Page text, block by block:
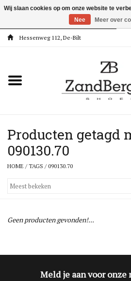
Hessenweg 112, De-Bilt
Kleding
Meisjes
Jongens
Accessoires
Producten getagd
090130.70
HOME /TAGS /090130.70
Geen producten gevonden!...
Meld je aan voor onze
Wij slaan cookies op om onze website te
Nee
Meer over